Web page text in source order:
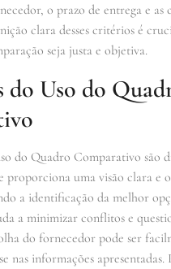
o prazo de entrega e as
clara desses critérios é
seja justa e objetiva.
do Uso do
do Quadro Comparativo são
proporciona uma visão clara e
a identificação da melhor
a minimizar conflitos e
do fornecedor pode ser
nas informações